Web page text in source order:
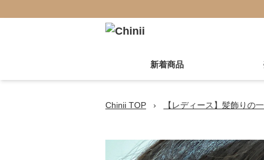
新着商品
Chinii TOP › 【レディース】髪飾りの